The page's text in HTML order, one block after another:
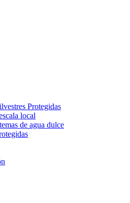
Protegidas
local
de agua dulce